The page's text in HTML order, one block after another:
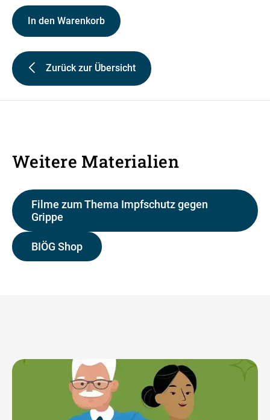
In den Warenkorb
Zurück zur Übersicht
Weitere Materialien
Filme zum Thema Impfschutz gegen
Grippe
BIÖG Shop